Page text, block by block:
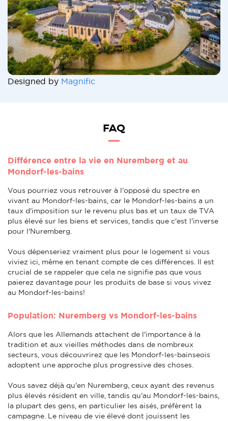
Designed by Magnific
FAQ
Différence entre la vie en Nuremberg et au
Mondorf-les-bains
Vous pourriez vous retrouver à l'opposé du spectre en
vivant au Mondorf-les-bains, car le Mondorf-les-bains a un
taux d'imposition sur le revenu plus bas et un taux de TVA
plus élevé sur les biens et services, tandis que c'est l'inverse
pour l'Nuremberg.
Vous dépenseriez vraiment plus pour le logement si vous
viviez ici, même en tenant compte de ces différences. Il est
crucial de se rappeler que cela ne signifie pas que vous
paierez davantage pour les produits de base si vous vivez
au Mondorf-les-bains!
Population: Nuremberg vs Mondorf-les-bains
Alors que les Allemands attachent de l'importance à la
tradition et aux vieilles méthodes dans de nombreux
secteurs, vous découvrirez que les Mondorf-les-bainseois
adoptent une approche plus progressive des choses.
Vous savez déjà qu'en Nuremberg, ceux ayant des revenus
plus élevés résident en ville, tandis qu'au Mondorf-les-bains,
la plupart des gens, en particulier les aisés, préfèrent la
campagne. Le niveau de vie élevé dont jouissent les